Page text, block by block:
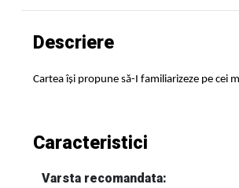
Descriere
Cartea își propune să-I familiarizeze pe cei
Caracteristici
Varsta recomandata: